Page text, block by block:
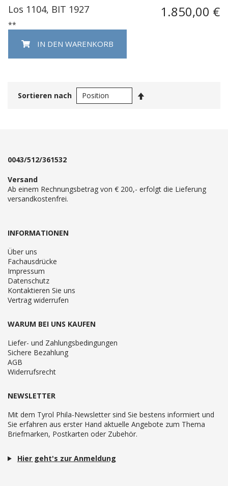
Los 1104, BIT 1927 1.850,00 €
**
IN DEN WARENKORB
Sortieren nach
0043/512/361532
Versand
Ab einem Rechnungsbetrag von € 200,- erfolgt die Lieferung
versandkostenfrei.
INFORMATIONEN
Über uns
Fachausdrücke
Impressum
Datenschutz
Kontaktieren Sie uns
Vertrag widerrufen
WARUM BEI UNS KAUFEN
Liefer- und Zahlungsbedingungen
Sichere Bezahlung
AGB
Widerrufsrecht
NEWSLETTER
Mit dem Tyrol Phila-Newsletter sind Sie bestens informiert und
Sie erfahren aus erster Hand aktuelle Angebote zum Thema
Briefmarken, Postkarten oder Zubehör.
Hier geht's zur Anmeldung